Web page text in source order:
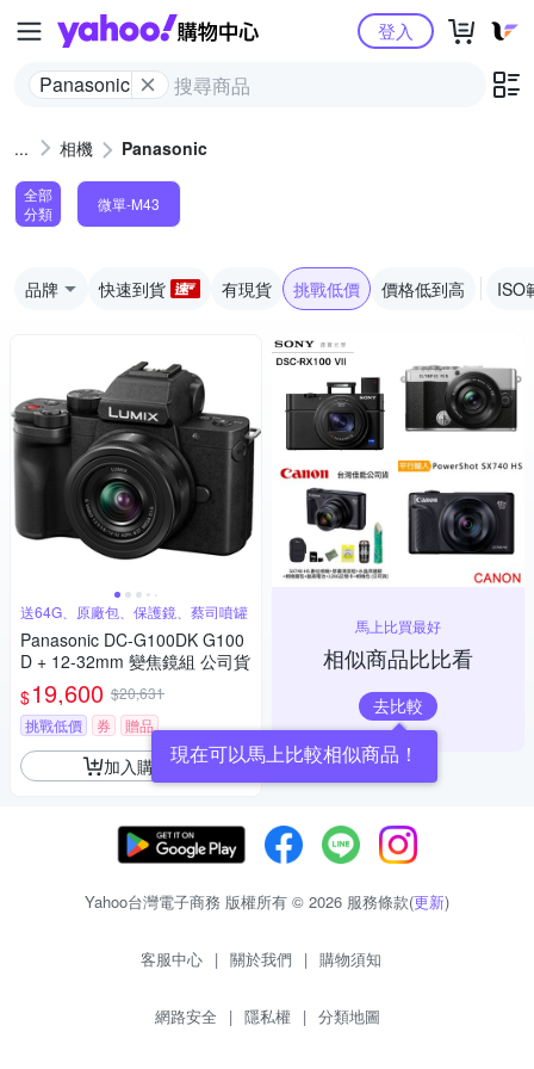
Yahoo購物中心
Panasonic
登入
相機 Panasonic
全部
分類
微單-M43
品牌 快速到貨 有現貨 挑戰低價 價格低到高 ISO
送64G、原廠包、保護鏡、蔡司噴罐
Panasonic DC-G100DK G100
D + 12-32mm 變焦鏡組 公司貨
$19,600 $20,631
挑戰低價
券 贈品
加入購物車
馬上比買最好
相似商品比比看
去比較
現在可以馬上比較相似商品！
Yahoo台灣電子商務 版權所有 © 2026 服務條款(更新)
客服中心 | 關於我們 | 購物須知
網路安全 | 隱私權 | 分類地圖